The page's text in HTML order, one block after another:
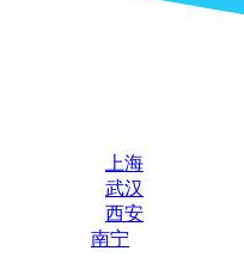
上海
武汉
西安
南宁